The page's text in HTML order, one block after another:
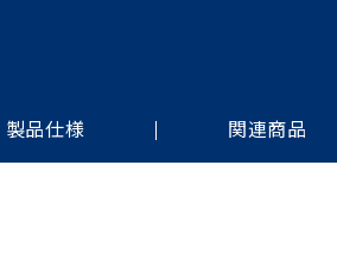
製品仕様 関連商品